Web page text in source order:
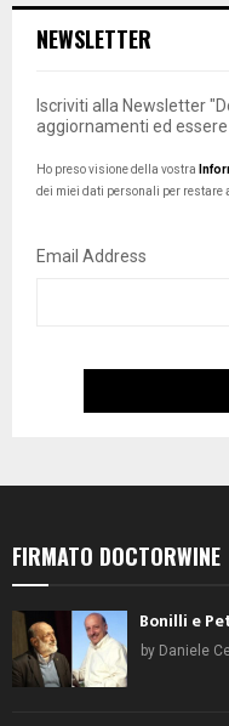
NEWSLETTER
Iscriviti alla Newsletter
aggiornamenti ed
Ho preso visione della vostra
dei miei dati personali per restare
Email Address
FIRMATO DOCTORWINE
Bonilli e
by Daniele